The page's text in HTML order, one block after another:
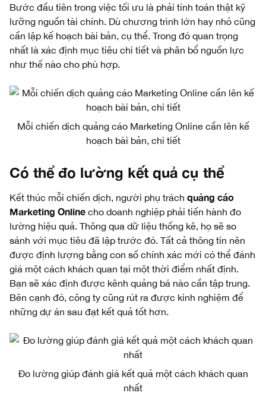
Bước đầu tiên trong việc tối ưu là phải tính toán thật kỹ
lưỡng nguồn tài chính. Dù chương trình lớn hay nhỏ cũng
cần lập kế hoạch bài bản, cụ thể. Trong đó quan trọng
nhất là xác định mục tiêu chi tiết và phân bổ nguồn lực
như thế nào cho phù hợp.
Mỗi chiến dịch quảng cáo Marketing Online cần lên kế
hoạch bài bản, chi tiết
Có thể đo lường kết quả cụ thể
Kết thúc mỗi chiến dịch, người phụ trách quảng cáo
Marketing Online cho doanh nghiệp phải tiến hành đo
lường hiệu quả. Thông qua dữ liệu thống kê, họ sẽ so
sánh với mục tiêu đã lập trước đó. Tất cả thông tin nên
được định lượng bằng con số chính xác mới có thể đánh
giá một cách khách quan tại một thời điểm nhất định.
Bạn sẽ xác định được kênh quảng bá nào cần tập trung.
Bên cạnh đó, công ty cũng rút ra được kinh nghiệm để
những dự án sau đạt kết quả tốt hơn.
Đo lường giúp đánh giá kết quả một cách khách quan
nhất